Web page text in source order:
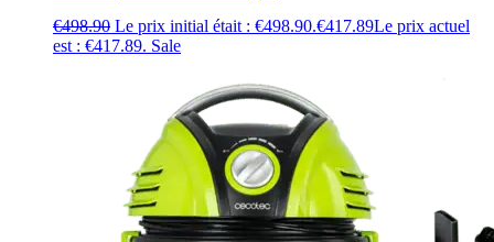
€498.90 Le prix initial était : €498.90.€417.89Le prix actuel
est : €417.89. Sale